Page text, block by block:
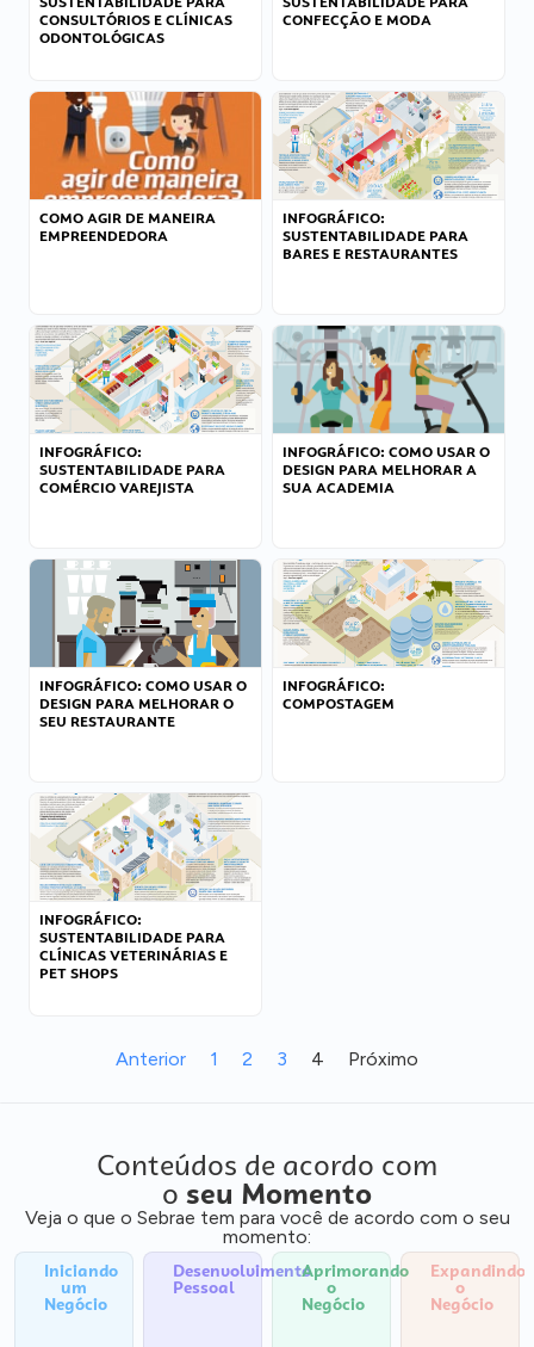
CONSULTÓRIOS E CLÍNICAS
ODONTOLÓGICAS
CONFECÇÃO E MODA
COMO AGIR DE MANEIRA
EMPREENDEDORA
INFOGRÁFICO:
SUSTENTABILIDADE PARA
BARES E RESTAURANTES
INFOGRÁFICO:
SUSTENTABILIDADE PARA
COMÉRCIO VAREJISTA
INFOGRÁFICO: COMO USAR O
DESIGN PARA MELHORAR A
SUA ACADEMIA
INFOGRÁFICO: COMO USAR O
DESIGN PARA MELHORAR O
SEU RESTAURANTE
INFOGRÁFICO:
COMPOSTAGEM
INFOGRÁFICO:
SUSTENTABILIDADE PARA
CLÍNICAS VETERINÁRIAS E
PET SHOPS
Anterior 1 2 3 4 Próximo
Conteúdos de acordo com
o seu Momento
Veja o que o Sebrae tem para você de acordo com o seu
momento:
Iniciando
um
Negócio
Desenvolvimento
Pessoal
Aprimorando
o
Negócio
Expandindo
o
Negócio